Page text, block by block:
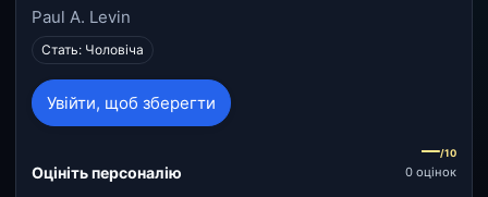
Paul A. Levin
Стать: Чоловіча
Увійти, щоб зберегти
Оцініть персоналію
—/10
0 оцінок